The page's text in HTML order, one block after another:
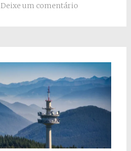
Deixe um comentário